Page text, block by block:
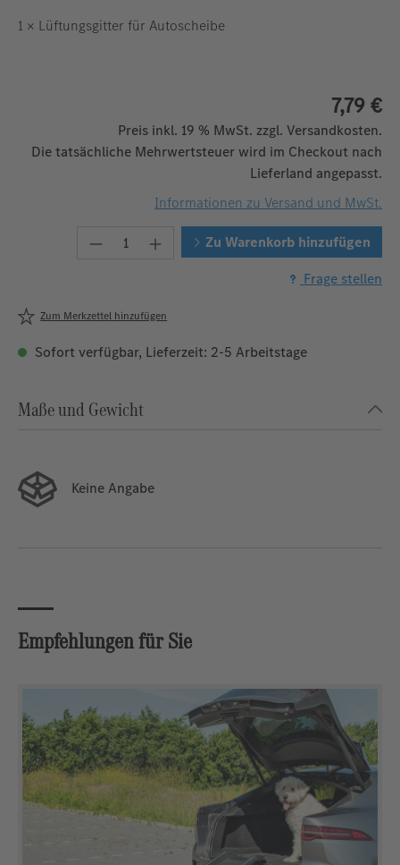
1 × Lüftungsgitter für Autoscheibe
7,79 €
Preis inkl. 19 % MwSt. zzgl. Versandkosten.
Die tatsächliche Mehrwertsteuer wird im Checkout nach
Lieferland angepasst.
Informationen zu Versand und MwSt.
Produkt Anzahl: Gib den
Zu Warenkorb hinzufügen
Frage stellen
Zum Merkzettel hinzufügen
Sofort verfügbar, Lieferzeit: 2-5 Arbeitstage
Maße und Gewicht
Keine Angabe
Empfehlungen für Sie